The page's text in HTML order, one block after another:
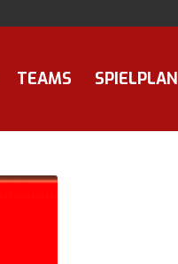
TEAMS SPIELPLAN